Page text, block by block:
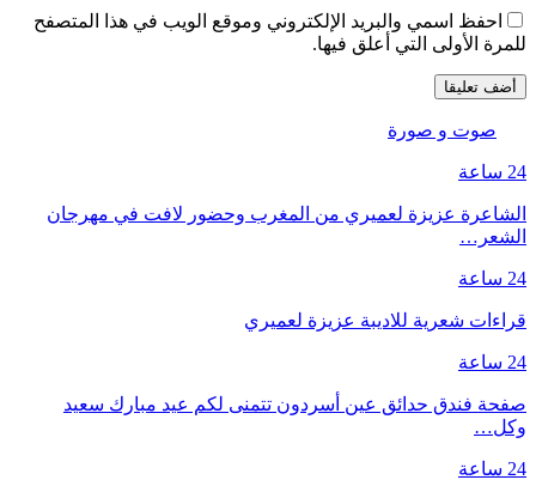
احفظ اسمي والبريد الإلكتروني وموقع الويب في هذا المتصفح
للمرة الأولى التي أعلق فيها.
صوت و صورة
24 ساعة
الشاعرة عزيزة لعميري من المغرب وحضور لافت في مهرجان
الشعر…
24 ساعة
قراءات شعرية للاديبة عزيزة لعميري
24 ساعة
صفحة فندق حدائق عين أسردون تتمنى لكم عيد مبارك سعيد
وكل…
24 ساعة